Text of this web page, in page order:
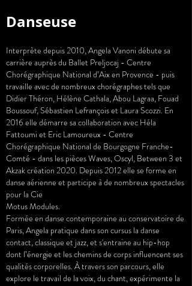
Danseuse
Interprète depuis 2010, Angela Vanoni débute sa
carrière auprès du Ballet Preljocaj - Centre
Chorégraphique National d’Aix en Provence - puis
travaille avec de nombreux chorégraphes tels que
Didier Théron, Hélène Cathala, Abou Lagraa, Fouad
Boussouf, Sébastien Lefrançois et Laura Scozzi. En
2016 elle démarre sa collaboration avec Héla
Fattoumi et Eric Lamoureux - Centre
Chorégraphique National de Bourgogne Franche-
Comté - dans les pièces Waves, Oscyl, Between 3 et
Akzak création 2020. Depuis 2012 elle se forme en
danse aérienne et participe à de nombreux spectacles
pour la Cie
Motus Modules.
Formée en danse contemporaine au conservatoire de
Paris, Angela pratique dans son cursus la danse
contact, classique et jazz, et s'entraine au hip-hop
dont l’énergie et les chemins de corps influencent ses
qualités corporelles. À travers son parcours, elle
explore le travail de la voix, du chant, expérimente la